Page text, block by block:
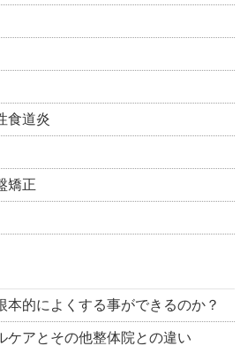
食道炎
矯正
本的によくする事ができるのか？
ケアとその他整体院との違い